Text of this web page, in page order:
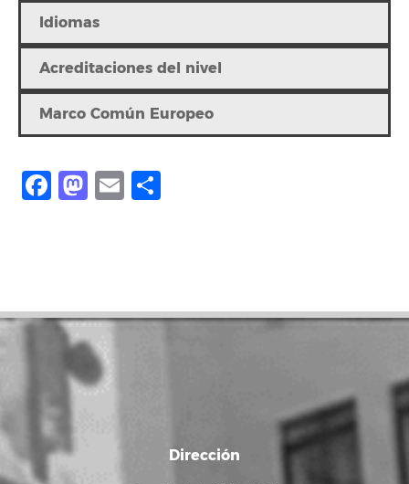
Idiomas
Acreditaciones del nivel
Marco Común Europeo
Facebook
Mastodon
Email
Dirección